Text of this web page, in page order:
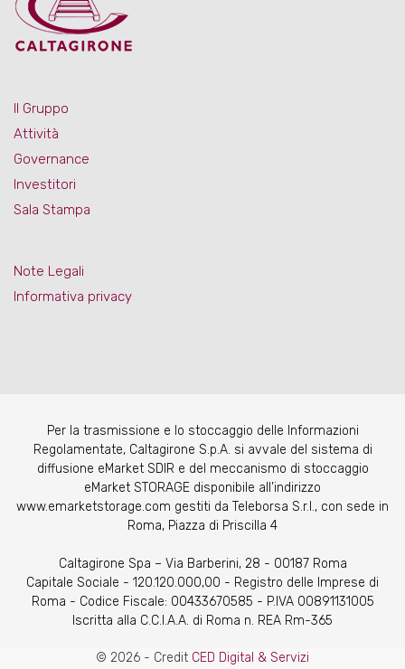
Il Gruppo
Attività
Governance
Investitori
Sala Stampa
Note Legali
Informativa privacy
Per la trasmissione e lo stoccaggio delle Informazioni
Regolamentate, Caltagirone S.p.A. si avvale del sistema di
diffusione eMarket SDIR e del meccanismo di stoccaggio
eMarket STORAGE disponibile all’indirizzo
www.emarketstorage.com gestiti da Teleborsa S.r.l., con sede in
Roma, Piazza di Priscilla 4
Caltagirone Spa – Via Barberini, 28 - 00187 Roma
Capitale Sociale - 120.120.000,00 - Registro delle Imprese di
Roma - Codice Fiscale: 00433670585 - P.IVA 00891131005
Iscritta alla C.C.I.A.A. di Roma n. REA Rm-365
© 2026 - Credit CED Digital & Servizi